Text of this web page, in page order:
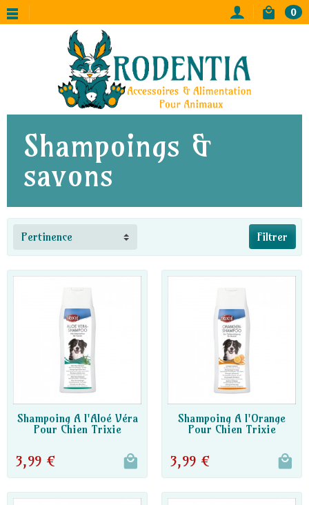
0
Shampoings &
savons
Filtrer
Pertinence
DISPO PARTENAIRE
Shampoing A l'Aloé Véra
Pour Chien Trixie
3,99 €
DISPO PARTENAIRE
Shampoing A l'Orange
Pour Chien Trixie
3,99 €